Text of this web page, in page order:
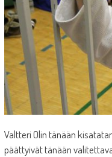
Valtteri Olin tänään
päättyivät tänään